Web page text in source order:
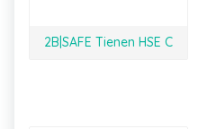
2B|SAFE Tienen HSE C